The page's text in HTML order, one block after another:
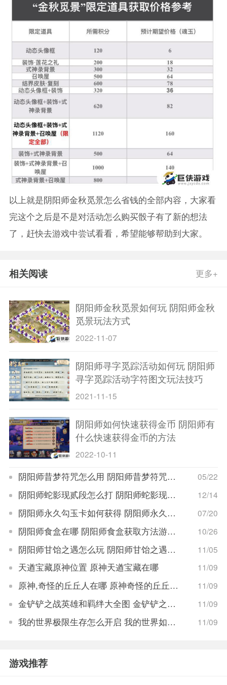
以上就是阴阳师金秋觅景怎么省钱的全部内容，大家看
完这个之后是不是对活动怎么购买骰子有了新的想法
了，赶快去游戏中尝试看看，希望能够帮助到大家。
相关阅读 更多+
阴阳师金秋觅景如何玩 阴阳师金秋
觅景玩法方式
2022-11-07
阴阳师寻字觅踪活动如何玩 阴阳师
寻字觅踪活动字符图文玩法技巧
2021-11-15
阴阳师如何快速获得金币 阴阳师有
什么快速获得金币的方法
2022-10-11
阴阳师昔梦符咒怎么用 阴阳师昔梦符咒使用方法 05/22
阴阳师蛇影现贰段怎么打 阴阳师蛇影现贰段打法攻略 12/14
阴阳师永久勾玉卡如何获得 阴阳师永久勾玉卡获得方法 07/20
阴阳师食盒在哪 阴阳师食盒获取方法游戏攻略 10/26
阴阳师甘饴之遇怎么玩 阴阳师甘饴之遇攻略 11/05
天遒宝藏原神位置 原神天遒宝藏在哪 11/09
原神,奇怪的丘丘人在哪 原神奇怪的丘丘人的位置 11/09
金铲铲之战英雄和羁绊大全图 金铲铲之战英雄和羁绊总汇图 11/09
我的世界极限生存怎么开启 我的世界如何开启极限生存 11/09
游戏推荐